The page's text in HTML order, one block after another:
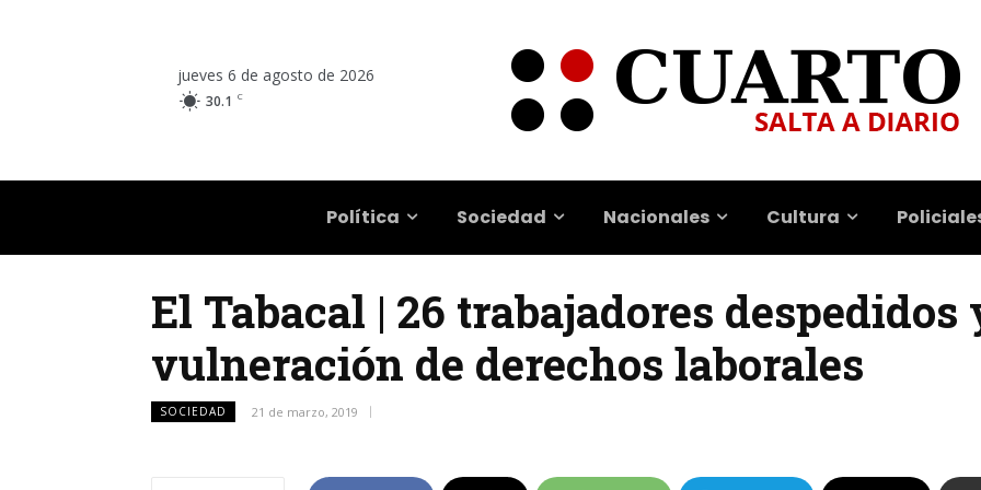
jueves 6 de agosto de 2026
30.1 C
Política Sociedad Nacionales Cultura
El Tabacal | 26 trabajadores despedidos
vulneración de derechos laborales
SOCIEDAD 21 de marzo, 2019